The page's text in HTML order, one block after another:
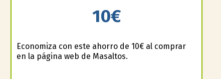
10€
Economiza con este ahorro de 10€ al comprar
en la página web de Masaltos.